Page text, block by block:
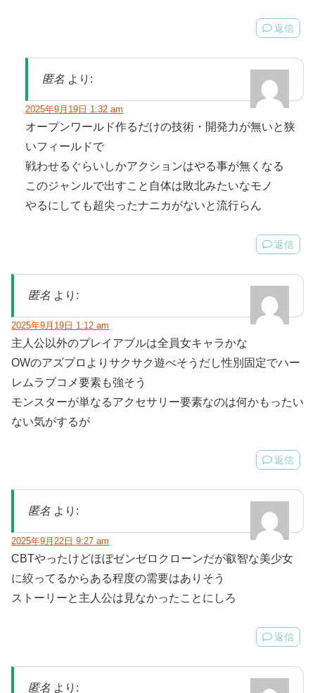
返信
匿名 より:
2025年9月19日 1:32 am
オープンワールド作るだけの技術・開発力が無いと狭
いフィールドで
戦わせるぐらいしかアクションはやる事が無くなる
このジャンルで出すこと自体は敗北みたいなモノ
やるにしても超尖ったナニカがないと流行らん
返信
匿名 より:
2025年9月19日 1:12 am
主人公以外のプレイアブルは全員女キャラかな
OWのアズプロよりサクサク遊べそうだし性別固定でハー
レムラブコメ要素も強そう
モンスターが単なるアクセサリー要素なのは何かもったい
ない気がするが
返信
匿名 より:
2025年9月22日 9:27 am
CBTやったけどほぼゼンゼロクローンだが叡智な美少女
に絞ってるからある程度の需要はありそう
ストーリーと主人公は見なかったことにしろ
返信
匿名 より: